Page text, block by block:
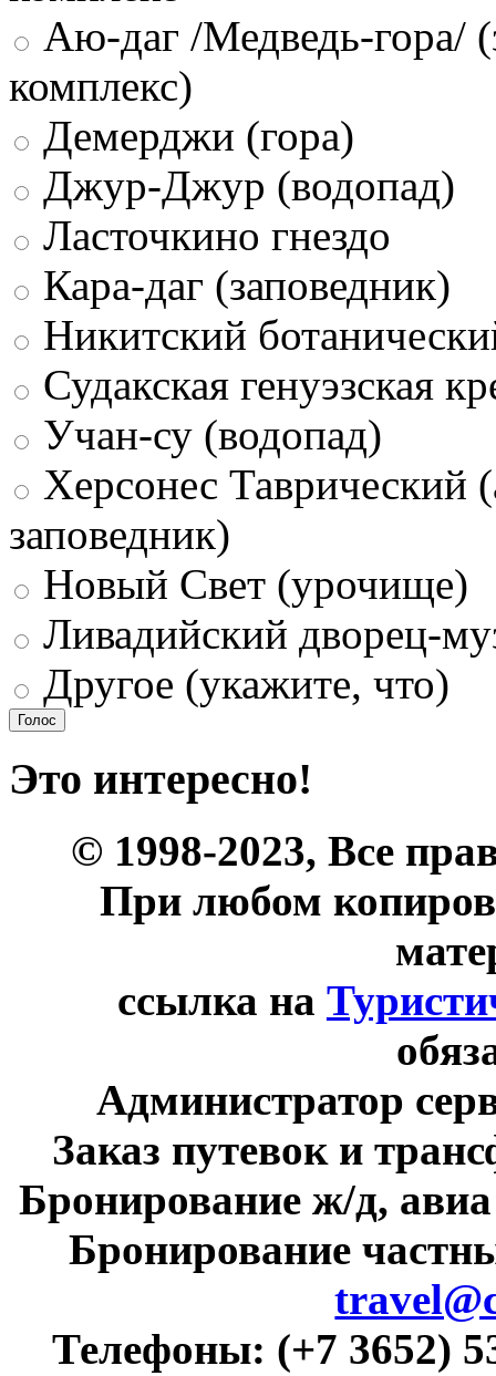
Аю-даг /Медведь-гора/
комплекс)
Демерджи (гора)
Джур-Джур (водопад)
Ласточкино гнездо
Кара-даг (заповедник)
Никитский
Судакская генуэзская
Учан-су (водопад)
Херсонес Таврический
заповедник)
Новый Свет (урочище)
Ливадийский дворец-
Другое (укажите, что)
Это интересно!
© 1998-2023, Все
При любом
ссылка на
Администратор
Заказ путевок и
Бронирование ж/д,
Бронирование
Телефоны: (+7 3652)